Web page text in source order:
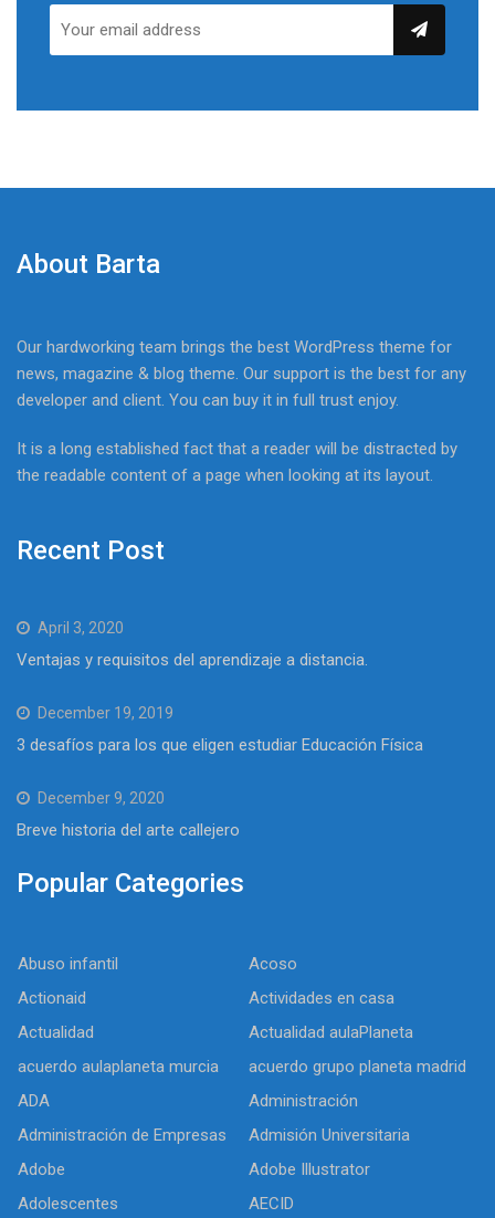
About Barta
Our hardworking team brings the best WordPress theme for
news, magazine & blog theme. Our support is the best for any
developer and client. You can buy it in full trust enjoy.
It is a long established fact that a reader will be distracted by
the readable content of a page when looking at its layout.
Recent Post
April 3, 2020
Ventajas y requisitos del aprendizaje a distancia.
December 19, 2019
3 desafíos para los que eligen estudiar Educación Física
December 9, 2020
Breve historia del arte callejero
Popular Categories
Abuso infantil
Acoso
Actionaid
Actividades en casa
Actualidad
Actualidad aulaPlaneta
acuerdo aulaplaneta murcia
acuerdo grupo planeta madrid
ADA
Administración
Administración de Empresas
Admisión Universitaria
Adobe
Adobe Illustrator
Adolescentes
AECID